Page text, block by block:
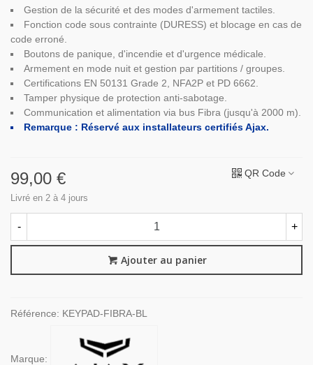
Gestion de la sécurité et des modes d'armement tactiles.
Fonction code sous contrainte (DURESS) et blocage en cas de
code erroné.
Boutons de panique, d'incendie et d'urgence médicale.
Armement en mode nuit et gestion par partitions / groupes.
Certifications EN 50131 Grade 2, NFA2P et PD 6662.
Tamper physique de protection anti-sabotage.
Communication et alimentation via bus Fibra (jusqu'à 2000 m).
Remarque : Réservé aux installateurs certifiés Ajax.
99,00 €
Livré en 2 à 4 jours
QR Code
- +
Ajouter au panier
Référence: KEYPAD-FIBRA-BL
Marque: